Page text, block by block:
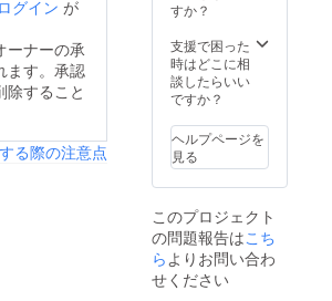
ログイン が
ーナーの承
ます。承認
除すること
る際の注意点
キ、ア
クスタ
を送ら
せて頂
とお
もって
いま
す！ こ
に私に
ついて
知って
みませ
んか？
すか？
支援で困った
時はどこに相
談したらいい
ですか？
ヘルプページを
見る
このプロジェクト
の問題報告はこち
ら よりお問い合わ
せください